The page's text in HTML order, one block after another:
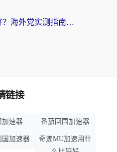
迅游和小黑牛哪个好？海外党实测指南，选对中国地址加速器才能无缝刷国内资源
链接
加速器 番茄回国加速器
国加速器
奇迹MU加速用什